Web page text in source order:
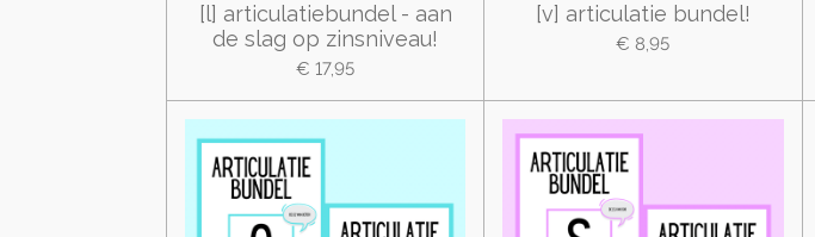
[l] articulatiebundel - aan
de slag op zinsniveau!
€ 17,95
[v] articulatie bundel!
€ 8,95